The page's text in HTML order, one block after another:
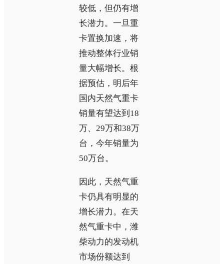
较低，但仍有增
长潜力。一旦重
卡置换加速，将
推动整体行业销
量大幅增长。根
据预估，明后年
国内天然气重卡
销量有望达到18
万、29万和38万
台，今年销量为
50万台。
因此，天然气重
卡仍具有明显的
增长潜力。在天
然气重卡中，潍
柴动力的发动机
市场份额达到